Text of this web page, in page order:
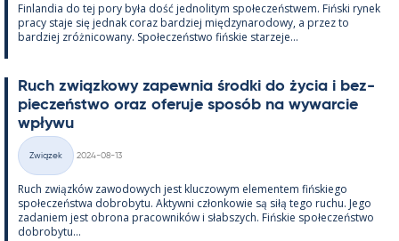
Fin­lan­dia do tej pory była dość jed­no­li­tym społeczeństwem. Fiński ry­nek
pracy staje się jed­nak co­raz bardziej między­na­ro­dowy, a przez to
bardziej zróż­nicowany. Społeczeństwo fińs­kie starzeje...
Ruch związ­kowy za­pew­nia środki do życia i bez­
pieczeństwo oraz ofe­ruje sposób na wywarcie
wpływu
Kategorie
Związek
2024-08-13
Ruch związków zawo­dowych jest kluczowym ele­men­tem fińs­kiego
społeczeństwa do­bro­bytu. Ak­tywni człon­kowie są siłą tego ruchu. Jego
za­da­niem jest obrona pracow­ników i słabszych. Fińs­kie społeczeństwo
do­bro­bytu...